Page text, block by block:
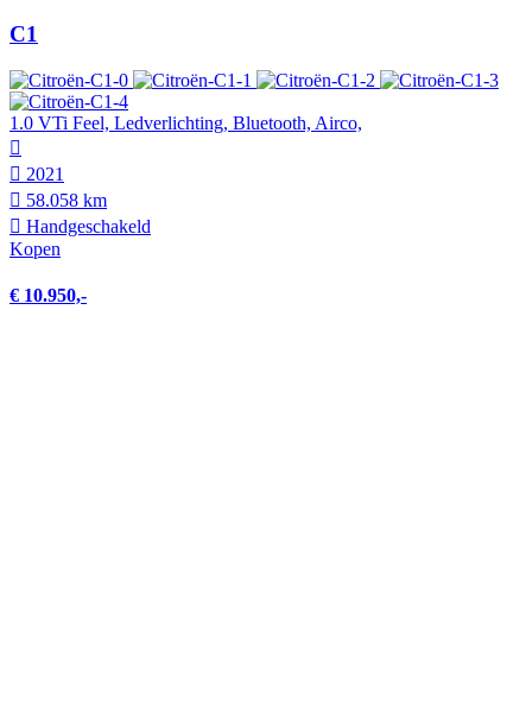
C1
1.0 VTi Feel, Ledverlichting, Bluetooth, Airco,
2021
58.058 km
Hand­geschakeld
Kopen
€ 10.950,-